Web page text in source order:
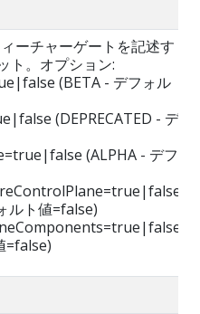
ーチャーゲートを記述す
ト。オプション:
(BETA - デフォル
(DEPRECATED - デ
(ALPHA - デフ
ルト値=false)
=false)